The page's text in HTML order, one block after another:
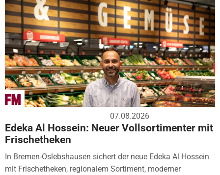
07.08.2026
Edeka Al Hossein: Neuer Vollsortimenter mit
Frischetheken
In Bremen-Oslebshausen sichert der neue Edeka Al Hossein
mit Frischetheken, regionalem Sortiment, moderner